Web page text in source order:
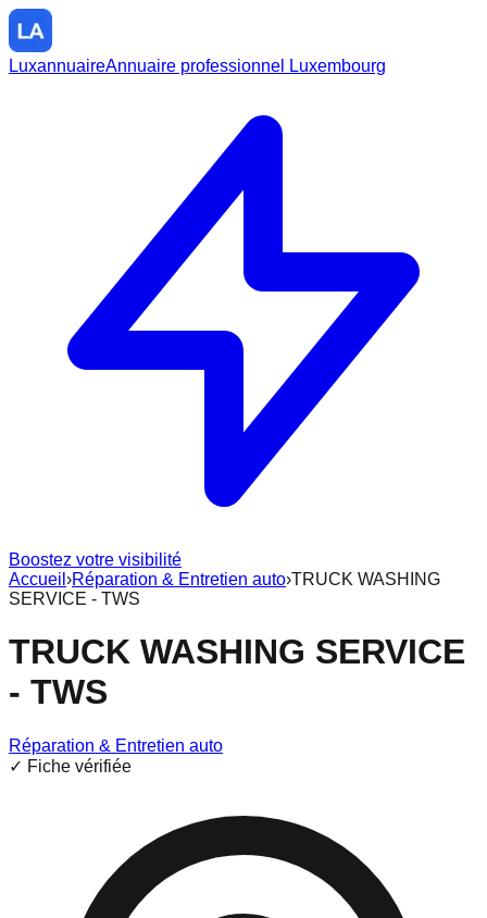
LuxannuaireAnnuaire professionnel Luxembourg
Boostez votre visibilité
Accueil ›Réparation & Entretien auto›TRUCK WASHING
SERVICE - TWS
TRUCK WASHING SERVICE
- TWS
Réparation & Entretien auto
✓ Fiche vérifiée